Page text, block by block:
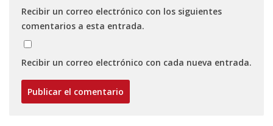
Recibir un correo electrónico con los siguientes
comentarios a esta entrada.
Recibir un correo electrónico con cada nueva entrada.